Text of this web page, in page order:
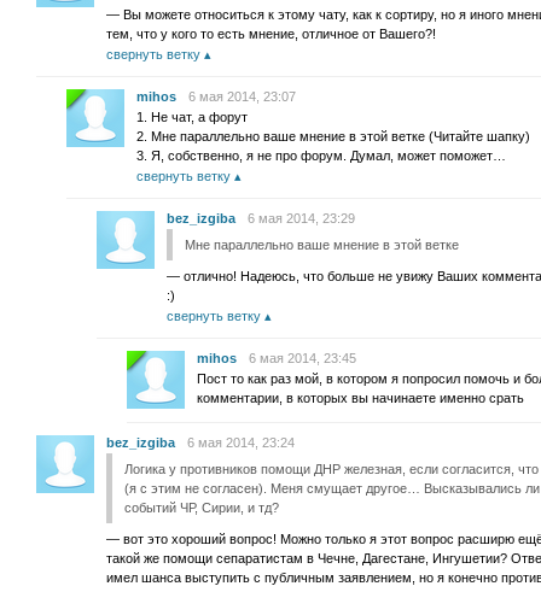
— Вы можете относиться к этому чату, как к сортиру, но я иного
тем, что у кого то есть мнение, отличное от Вашего?!
свернуть ветку
mihos
6 мая 2014, 23:07
1. Не чат, а форут
2. Мне параллельно ваше мнение в этой ветке (Читайте шапку)
3. Я, собственно, я не про форум. Думал, может поможет…
свернуть ветку
bez_izgiba
6 мая 2014, 23:29
Мне параллельно ваше мнение в этой ветке
— отлично! Надеюсь, что больше не увижу Ваших
:)
свернуть ветку
mihos
6 мая 2014, 23:45
Пост то как раз мой, в котором я попросил помочь и
комментарии, в которых вы начинаете именно срать
bez_izgiba
6 мая 2014, 23:24
Логика у противников помощи ДНР железная, если согласится,
(я с этим не согласен). Меня смущает другое… Высказывались
событий ЧР, Сирии, и тд?
— вот это хороший вопрос! Можно только я этот вопрос расширю
такой же помощи сепаратистам в Чечне, Дагестане, Ингушетии?
имел шанса выступить с публичным заявлением, но я конечно